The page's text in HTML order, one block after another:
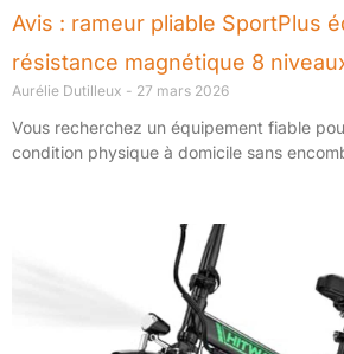
Avis : rameur pliable SportPlus
résistance magnétique 8
Aurélie Dutilleux 27 mars 2026
Vous recherchez un équipement fiable
condition physique à domicile sans